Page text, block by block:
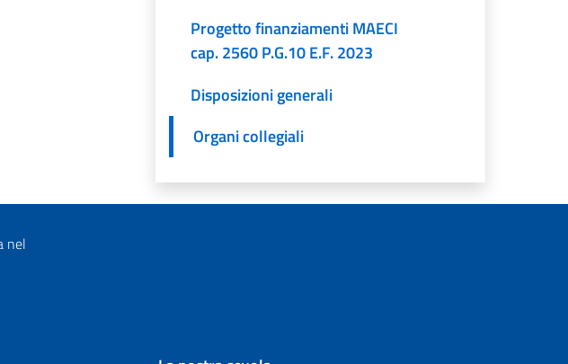
Progetto finanziamenti MAECI
cap. 2560 P.G.10 E.F. 2023
Disposizioni generali
Organi collegiali